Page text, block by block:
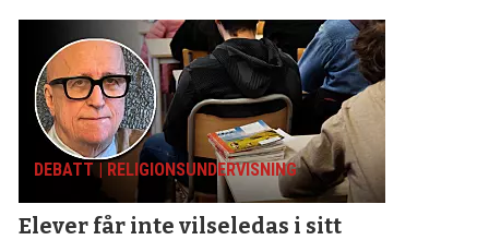
DEBATT | RELIGIONS­UNDERVISNING
Elever får inte vilseledas i sitt